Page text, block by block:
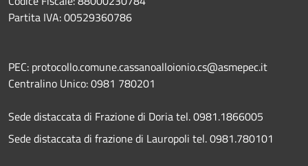
Partita IVA: 00529360786
PEC: protocollo.comune.cassanoalloionio.cs@asmepec.it
Centralino Unico: 0981 780201
Sede distaccata di Frazione di Doria tel. 0981.1866005
Sede distaccata di frazione di Lauropoli tel. 0981.780101